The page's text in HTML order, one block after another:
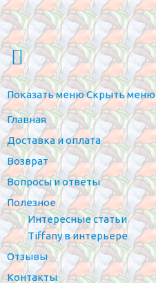
Показать менюСкрыть меню
Главная
Доставка и оплата
Возврат
Вопросы и ответы
Полезное
Интересные статьи
Tiffany в интерьере
Отзывы
Контакты